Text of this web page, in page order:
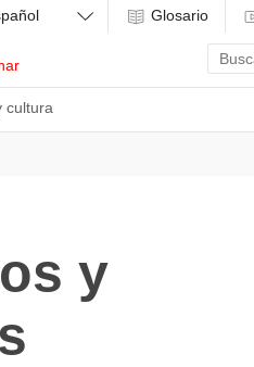
cultura
Glosario
Enter
search
term
y